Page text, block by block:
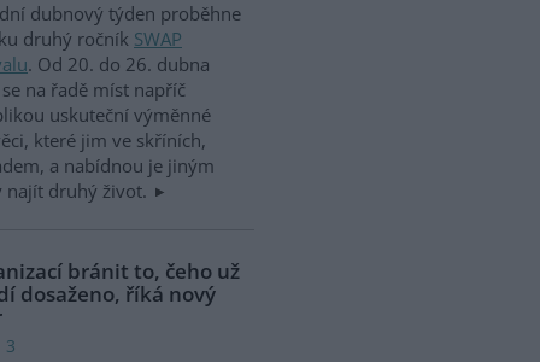
dubnový týden proběhne
druhý ročník SWAP
. Od 20. do 26. dubna
na řadě míst napříč
uskuteční výměnné
které jim ve skříních,
a nabídnou je jiným
najít druhý život.
bránit to, čeho už
dosaženo, říká nový
3